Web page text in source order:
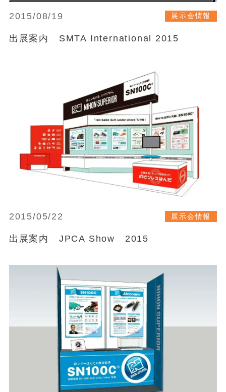
2015/08/19 展示会情報
出展案内 SMTA International 2015
2015/05/22 展示会情報
出展案内 JPCA Show 2015